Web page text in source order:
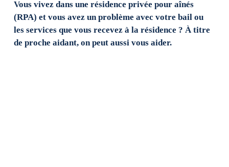
Vous vivez dans une résidence privée pour aînés
(RPA) et vous avez un problème avec votre bail ou
les services que vous recevez à la résidence ? À titre
de proche aidant, on peut aussi vous aider.